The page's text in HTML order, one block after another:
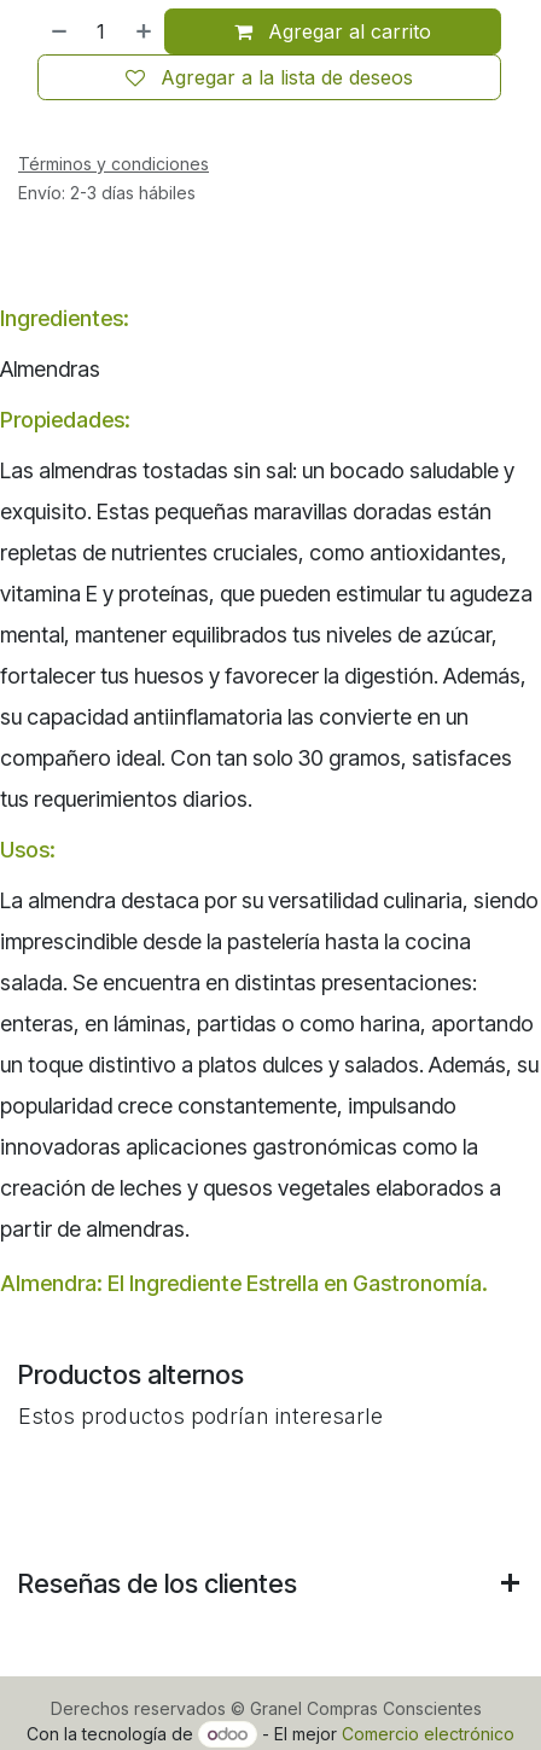
Agregar al carrito
Agregar a la lista de deseos
Términos y condiciones
Envío: 2-3 días hábiles
Ingredientes:
Almendras
Propiedades:
Las almendras tostadas sin sal: un bocado saludable y
exquisito. Estas pequeñas maravillas doradas están
repletas de nutrientes cruciales, como antioxidantes,
vitamina E y proteínas, que pueden estimular tu agudeza
mental, mantener equilibrados tus niveles de azúcar,
fortalecer tus huesos y favorecer la digestión. Además,
su capacidad antiinflamatoria las convierte en un
compañero ideal. Con tan solo 30 gramos, satisfaces
tus requerimientos diarios.
Usos:
La almendra destaca por su versatilidad culinaria, siendo
imprescindible desde la pastelería hasta la cocina
salada. Se encuentra en distintas presentaciones:
enteras, en láminas, partidas o como harina, aportando
un toque distintivo a platos dulces y salados. Además, su
popularidad crece constantemente, impulsando
innovadoras aplicaciones gastronómicas como la
creación de leches y quesos vegetales elaborados a
partir de almendras.
Almendra: El Ingrediente Estrella en Gastronomía.
Productos alternos
Estos productos podrían interesarle
Reseñas de los clientes
Derechos reservados © Granel Compras Conscientes
Con la tecnología de
- El mejor Comercio electrónico